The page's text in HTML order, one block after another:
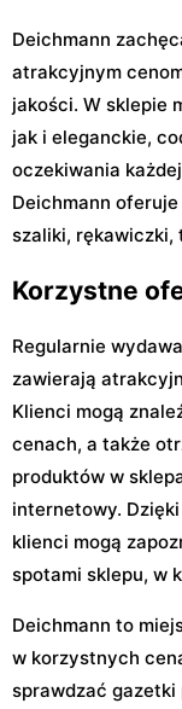
Deichmann
atrakcyjnym
jakości. W sklepie
jak i eleganckie,
oczekiwania
Deichmann
szaliki,
Korzystne
Regularnie
zawierają
Klienci mogą
cenach, a także
produktów w
internetowy. Dzięki
klienci mogą
spotami sklepu, w
Deichmann to
w korzystnych
sprawdzać